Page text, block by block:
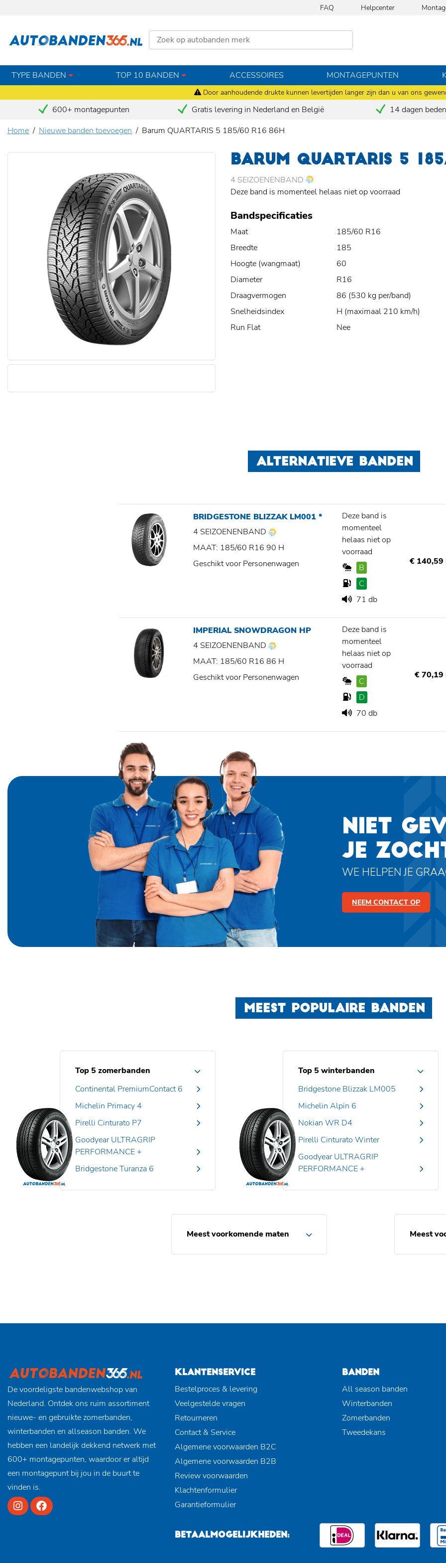
Door aanhoudende drukte kunnen levertijden langer zijn dan u van ons
FAQ Helpcenter
TYPE BANDEN TOP 10 BANDEN ACCESSOIRES MONTAGEPUNTEN
600+ montagepunten Gratis levering in Nederland en België 14 dagen
Home
Nieuwe banden toevoegen Barum QUARTARIS 5 185/60 R16 86H
BARUM QUARTARIS 5
4 SEIZOENENBAND
Deze band is momenteel helaas niet op voorraad
Bandspecificaties
Maat
185/60 R16
Breedte
185
Hoogte (wangmaat)
60
Diameter
R16
Draagvermogen
86 (530 kg per/band)
Snelheidsindex
H (maximaal 210 km/h)
Run Flat
Nee
ALTERNATIEVE BANDEN
BRIDGESTONE BLIZZAK LM001 *
4 SEIZOENENBAND
MAAT: 185/60 R16 90 H
Geschikt voor Personenwagen
Deze band is
momenteel
helaas niet op
voorraad
B
C
71 db
€ 140,59
IMPERIAL SNOWDRAGON HP
4 SEIZOENENBAND
MAAT: 185/60 R16 86 H
Geschikt voor Personenwagen
Deze band is
momenteel
helaas niet op
voorraad
C
D
70 db
€ 70,19
NIET
JE
WE HELPEN JE
NEEM CONTACT OP
MEEST POPULAIRE BANDEN
Top 5 zomerbanden
Continental PremiumContact 6
Michelin Primacy 4
Pirelli Cinturato P7
Goodyear ULTRAGRIP
PERFORMANCE +
Bridgestone Turanza 6
Top 5 winterbanden
Bridgestone Blizzak LM005
Michelin Alpin 6
Nokian WR D4
Pirelli Cinturato Winter
Goodyear ULTRAGRIP
PERFORMANCE +
Meest voorkomende maten Meest
De voordeligste bandenwebshop van
Nederland. Ontdek ons ruim assortiment
nieuwe- en gebruikte zomerbanden,
winterbanden en allseason banden. We
hebben een landelijk dekkend netwerk met
600+ montagepunten, waardoor er altijd
een montagepunt bij jou in de buurt te
vinden is.
KLANTENSERVICE
Bestelproces & levering
Veelgestelde vragen
Retourneren
Contact & Service
Algemene voorwaarden B2C
Algemene voorwaarden B2B
Review voorwaarden
Klachtenformulier
Garantieformulier
BANDEN
All season banden
Winterbanden
Zomerbanden
Tweedekans
BETAALMOGELIJKHEDEN: